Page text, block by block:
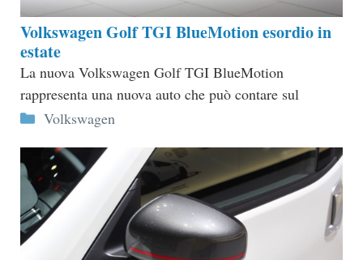
Volkswagen Golf TGI BlueMotion esordio in
estate
La nuova Volkswagen Golf TGI BlueMotion
rappresenta una nuova auto che può contare sul
Categorie
Volkswagen